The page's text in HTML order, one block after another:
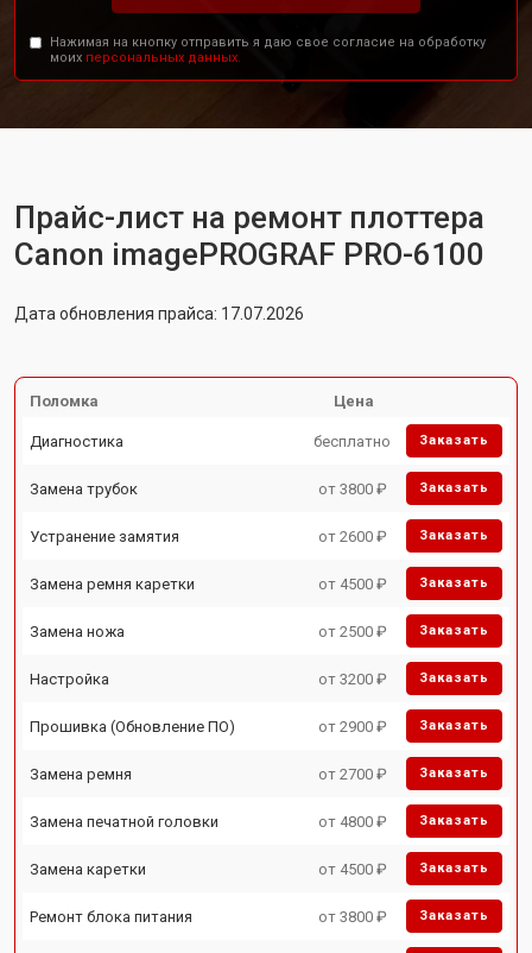
Нажимая на кнопку отправить я даю свое согласие на обработку
моих персональных данных.
Прайс-лист на ремонт плоттера
Canon imagePROGRAF PRO-6100
Дата обновления прайса: 17.07.2026
Поломка Цена
Диагностика бесплатно Заказать
Замена трубок от 3800 ₽ Заказать
Устранение замятия от 2600 ₽ Заказать
Замена ремня каретки от 4500 ₽ Заказать
Замена ножа от 2500 ₽ Заказать
Настройка от 3200 ₽ Заказать
Прошивка (Обновление ПО) от 2900 ₽ Заказать
Замена ремня от 2700 ₽ Заказать
Замена печатной головки от 4800 ₽ Заказать
Замена каретки от 4500 ₽ Заказать
Ремонт блока питания от 3800 ₽ Заказать